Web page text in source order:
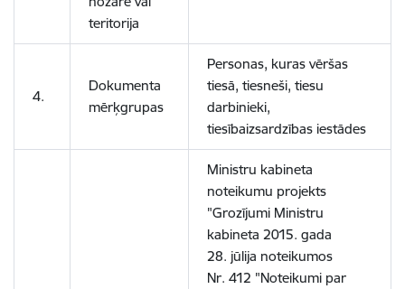
teritorija
4.
Dokumenta
mērķgrupas
Personas, kuras vēršas
tiesā, tiesneši, tiesu
darbinieki,
tiesībaizsardzības iestādes
Ministru kabineta
noteikumu projekts
"Grozījumi Ministru
kabineta 2015. gada
28. jūlija noteikumos
Nr. 412 "Noteikumi par